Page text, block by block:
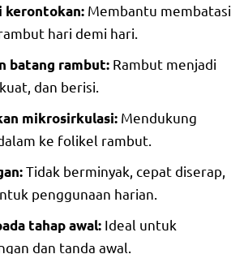
kerontokan: Membantu membatasi
hari demi hari.
batang rambut: Rambut menjadi
dan berisi.
mikrosirkulasi: Mendukung
ke folikel rambut.
Tidak berminyak, cepat diserap,
penggunaan harian.
tahap awal: Ideal untuk
dan tanda awal.